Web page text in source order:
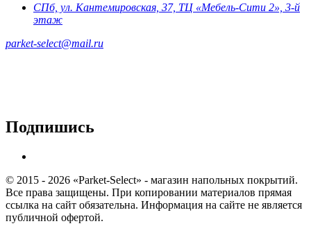
СПб, ул. Кантемировская, 37, ТЦ «Мебель-Сити 2», 3-й
этаж
parket-select@mail.ru
Подпишись
© 2015 - 2026 «Parket-Select» - магазин напольных покрытий.
Все права защищены. При копировании материалов прямая
ссылка на сайт обязательна. Информация на сайте не является
публичной офертой.